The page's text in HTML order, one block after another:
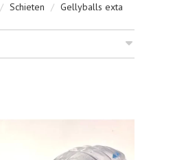
Schieten Gellyballs exta